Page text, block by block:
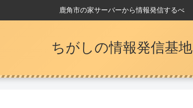
鹿角市の家サーバーから情報発信するべ
ちがしの情報発信基地